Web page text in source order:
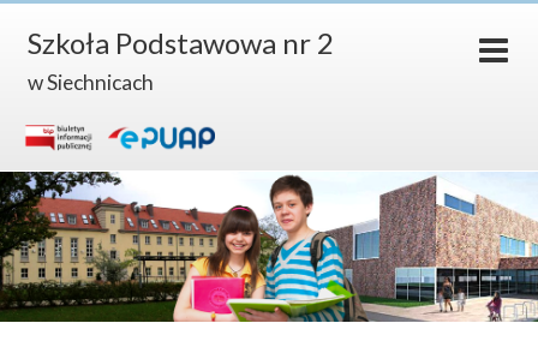
Szkoła Podstawowa nr 2
w Siechnicach